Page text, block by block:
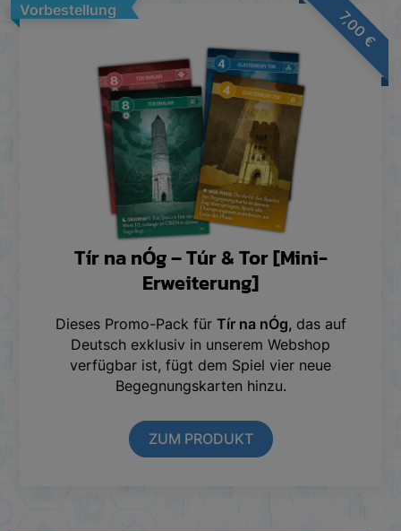
Tír na nÓg – Túr & Tor [Mini-
Erweiterung]
Dieses Promo-Pack für Tír na nÓg, das auf
Deutsch exklusiv in unserem Webshop
verfügbar ist, fügt dem Spiel vier neue
Begegnungskarten hinzu.
ZUM PRODUKT
7,00
€
Vorbestellung